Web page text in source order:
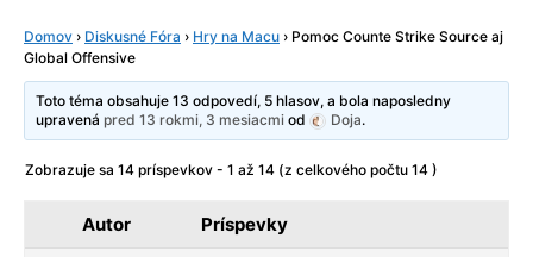
Domov › Diskusné Fóra › Hry na Macu › Pomoc Counte Strike Source aj
Global Offensive
Toto téma obsahuje 13 odpovedí, 5 hlasov, a bola naposledny
upravenápred 13 rokmi, 3 mesiacmi od Doja.
Zobrazuje sa 14 príspevkov - 1 až 14 (z celkového počtu 14 )
Autor Príspevky